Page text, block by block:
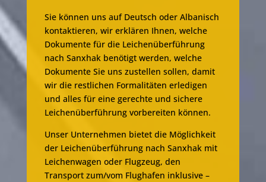
Sie können uns auf Deutsch oder Albanisch
kontaktieren, wir erklären Ihnen, welche
Dokumente für die Leichenüberführung
nach Sanxhak benötigt werden, welche
Dokumente Sie uns zustellen sollen, damit
wir die restlichen Formalitäten erledigen
und alles für eine gerechte und sichere
Leichenüberführung vorbereiten können.
Unser Unternehmen bietet die Möglichkeit
der Leichenüberführung nach Sanxhak mit
Leichenwagen oder Flugzeug, den
Transport zum/vom Flughafen inklusive –